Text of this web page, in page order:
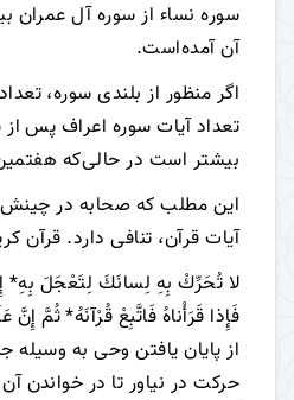
سوره نساء از سوره آل عمران
آن آمده‌است.
اگر منظور از بلندی سوره،
تعداد آیات سوره اعراف پس
بیشتر است در حالی‌که
این مطلب که صحابه در چینش
آیات قرآن، تنافی دارد. قرآن
لا تُحَرِّكْ بِهِ لِسانَكَ لِتَعْجَلَ بِهِ*
فَإِذا قَرَأْناهُ فَاتَّبِعْ قُرْآنَهُ* ثُمَّ إِنَّ
از پايان يافتن وحى به وسيله
حركت در نياور تا در خواندن